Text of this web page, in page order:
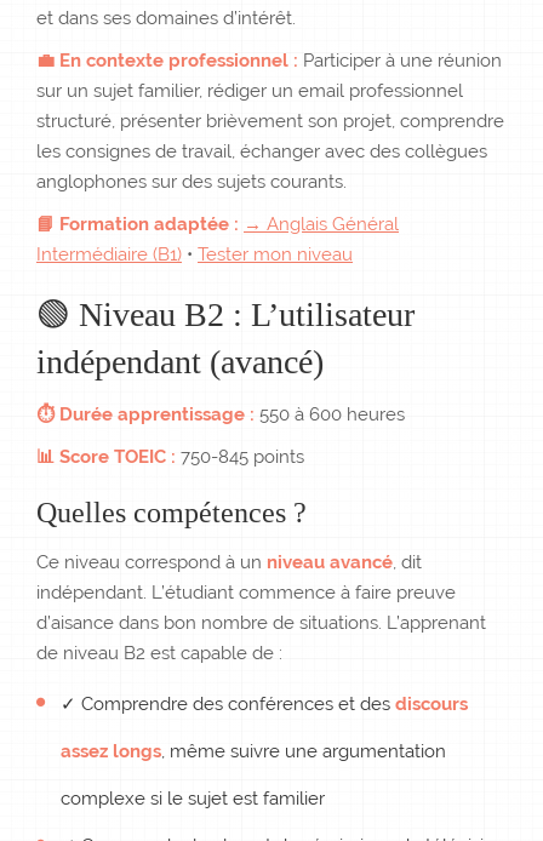
et dans ses domaines d’intérêt.
💼 En contexte professionnel : Participer à une réunion
sur un sujet familier, rédiger un email professionnel
structuré, présenter brièvement son projet, comprendre
les consignes de travail, échanger avec des collègues
anglophones sur des sujets courants.
📘 Formation adaptée : → Anglais Général
Intermédiaire (B1) • Tester mon niveau
🟢 Niveau B2 : L’utilisateur
indépendant (avancé)
⏱ Durée apprentissage : 550 à 600 heures
📊 Score TOEIC : 750-845 points
Quelles compétences ?
Ce niveau correspond à un niveau avancé, dit
indépendant. L’étudiant commence à faire preuve
d’aisance dans bon nombre de situations. L’apprenant
de niveau B2 est capable de :
✓ Comprendre des conférences et des discours
assez longs, même suivre une argumentation
complexe si le sujet est familier